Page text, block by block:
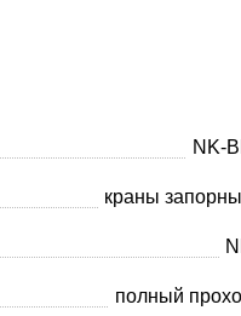
NK-
краны
полный